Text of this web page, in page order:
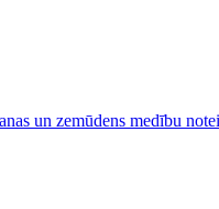
un zemūdens medību